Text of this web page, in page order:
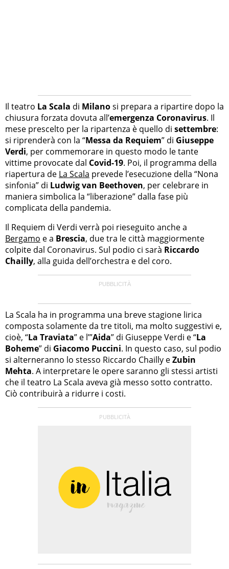
Il teatro La Scala di Milanosi prepara a ripartire dopo la
chiusura forzata dovuta all’emergenza Coronavirus. Il
mese prescelto per la ripartenza è quello di settembre:
si riprenderà con la “Messa da Requiem” di Giuseppe
Verdi, per commemorare in questo modo le tante
vittime provocate dal Covid-19. Poi, il programma della
riapertura de La Scala prevede l’esecuzione della “Nona
sinfonia” di Ludwig van Beethoven, per celebrare in
maniera simbolica la “liberazione” dalla fase più
complicata della pandemia.
Il Requiem di Verdi verrà poi rieseguito anche a
Bergamo e a Brescia, due tra le città maggiormente
colpite dal Coronavirus. Sul podio ci sarà Riccardo
Chailly, alla guida dell’orchestra e del coro.
La Scala ha in programma una breve stagione lirica
composta solamente da tre titoli, ma molto suggestivi e,
cioè, “La Traviata” e l’”Aida” di Giuseppe Verdi e “La
Boheme” di Giacomo Puccini. In questo caso, sul podio
si alterneranno lo stesso Riccardo Chailly eZubin
Mehta. A interpretare le opere saranno gli stessi artisti
che il teatro La Scala aveva già messo sotto contratto.
Ciò contribuirà a ridurre i costi.